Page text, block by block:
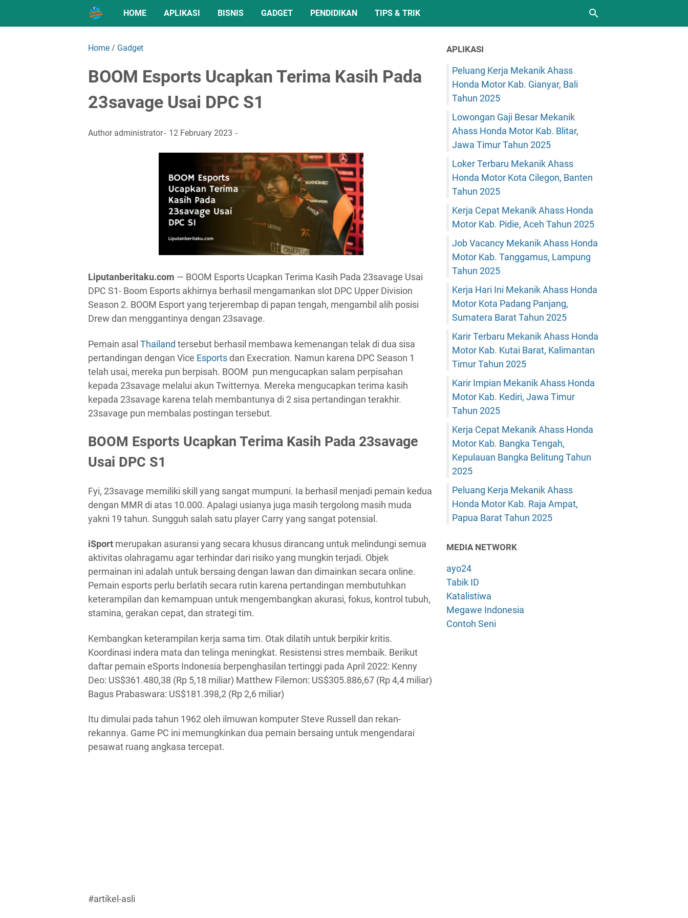
HOME APLIKASI BISNIS GADGET PENDIDIKAN TIPS & TRIK
Home / Gadget
BOOM Esports Ucapkan Terima Kasih Pada
23savage Usai DPC S1
Author administrator 12 February 2023
Liputanberitaku.com — BOOM Esports Ucapkan Terima Kasih Pada 23savage Usai
DPC S1- Boom Esports akhirnya berhasil mengamankan slot DPC Upper Division
Season 2. BOOM Esport yang terjerembap di papan tengah, mengambil alih posisi
Drew dan menggantinya dengan 23savage.
Pemain asal Thailand tersebut berhasil membawa kemenangan telak di dua sisa
pertandingan dengan Vice Esportsdan Execration. Namun karena DPC Season 1
telah usai, mereka pun berpisah. BOOM pun mengucapkan salam perpisahan
kepada 23savage melalui akun Twitternya. Mereka mengucapkan terima kasih
kepada 23savage karena telah membantunya di 2 sisa pertandingan terakhir.
23savage pun membalas postingan tersebut.
BOOM Esports Ucapkan Terima Kasih Pada 23savage
Usai DPC S1
Fyi, 23savage memiliki skill yang sangat mumpuni. Ia berhasil menjadi pemain kedua
dengan MMR di atas 10.000. Apalagi usianya juga masih tergolong masih muda
yakni 19 tahun. Sungguh salah satu player Carry yang sangat potensial.
iSport merupakan asuransi yang secara khusus dirancang untuk melindungi semua
aktivitas olahragamu agar terhindar dari risiko yang mungkin terjadi. Objek
permainan ini adalah untuk bersaing dengan lawan dan dimainkan secara online.
Pemain esports perlu berlatih secara rutin karena pertandingan membutuhkan
keterampilan dan kemampuan untuk mengembangkan akurasi, fokus, kontrol tubuh,
stamina, gerakan cepat, dan strategi tim.
Kembangkan keterampilan kerja sama tim. Otak dilatih untuk berpikir kritis.
Koordinasi indera mata dan telinga meningkat. Resistensi stres membaik. Berikut
daftar pemain eSports Indonesia berpenghasilan tertinggi pada April 2022: Kenny
Deo: US$361.480,38 (Rp 5,18 miliar) Matthew Filemon: US$305.886,67 (Rp 4,4 miliar)
Bagus Prabaswara: US$181.398,2 (Rp 2,6 miliar)
Itu dimulai pada tahun 1962 oleh ilmuwan komputer Steve Russell dan rekan-
rekannya. Game PC ini memungkinkan dua pemain bersaing untuk mengendarai
pesawat ruang angkasa tercepat.
#artikel-asli
APLIKASI
Peluang Kerja Mekanik Ahass
Honda Motor Kab. Gianyar, Bali
Tahun 2025
Lowongan Gaji Besar Mekanik
Ahass Honda Motor Kab. Blitar,
Jawa Timur Tahun 2025
Loker Terbaru Mekanik Ahass
Honda Motor Kota Cilegon, Banten
Tahun 2025
Kerja Cepat Mekanik Ahass Honda
Motor Kab. Pidie, Aceh Tahun 2025
Job Vacancy Mekanik Ahass Honda
Motor Kab. Tanggamus, Lampung
Tahun 2025
Kerja Hari Ini Mekanik Ahass Honda
Motor Kota Padang Panjang,
Sumatera Barat Tahun 2025
Karir Terbaru Mekanik Ahass Honda
Motor Kab. Kutai Barat, Kalimantan
Timur Tahun 2025
Karir Impian Mekanik Ahass Honda
Motor Kab. Kediri, Jawa Timur
Tahun 2025
Kerja Cepat Mekanik Ahass Honda
Motor Kab. Bangka Tengah,
Kepulauan Bangka Belitung Tahun
2025
Peluang Kerja Mekanik Ahass
Honda Motor Kab. Raja Ampat,
Papua Barat Tahun 2025
MEDIA NETWORK
ayo24
Tabik ID
Katalistiwa
Megawe Indonesia
Contoh Seni